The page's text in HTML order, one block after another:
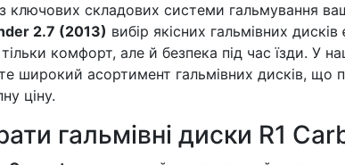
ключових складових системи гальмування
2.7 (2013) вибір якісних гальмівних
комфорт, але й безпека під час їзди. У
широкий асортимент гальмівних дисків, що
ціну.
гальмівні диски R1